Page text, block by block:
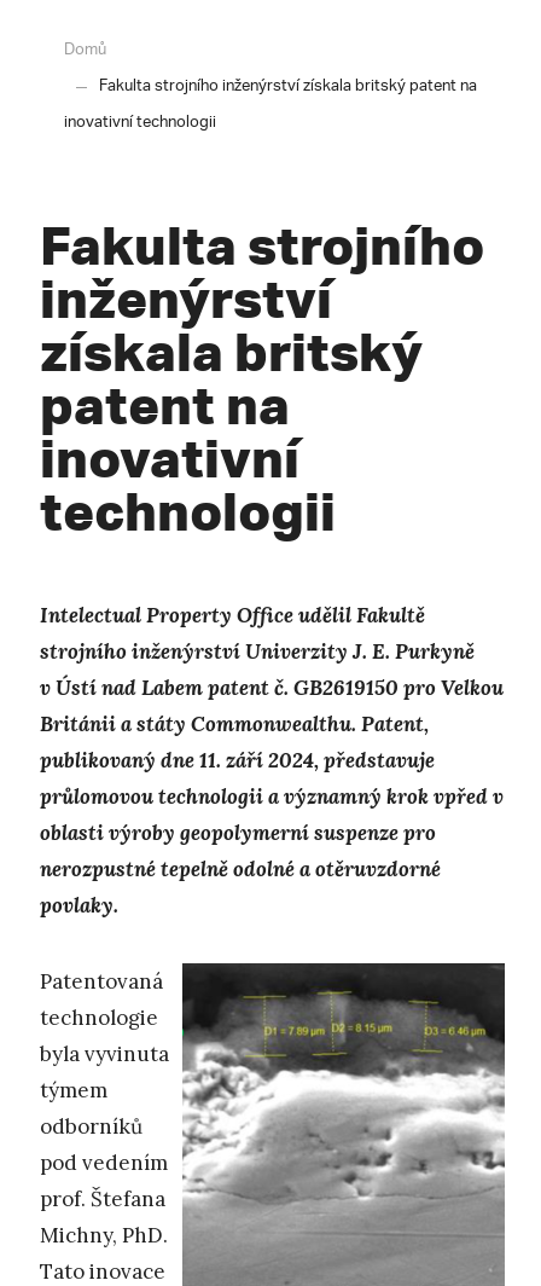
Domů
Fakulta strojního inženýrství získala britský patent na
inovativní technologii
Fakulta strojního
inženýrství
získala britský
patent na
inovativní
technologii
Intelectual Property Office udělil Fakultě
strojního inženýrství Univerzity J. E. Purkyně
v Ústí nad Labem patent č. GB2619150 pro Velkou
Británii a státy Commonwealthu. Patent,
publikovaný dne 11. září 2024, představuje
průlomovou technologii a významný krok vpřed v
oblasti výroby geopolymerní suspenze pro
nerozpustné tepelně odolné a otěruvzdorné
povlaky.
Patentovaná
technologie
byla vyvinuta
týmem
odborníků
pod vedením
prof. Štefana
Michny, PhD.
Tato inovace